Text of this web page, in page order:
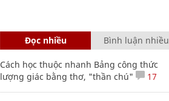
Đọc nhiều Bình luận nhiều
Cách học thuộc nhanh Bảng công thức
lượng giác bằng thơ, "thần chú"
17